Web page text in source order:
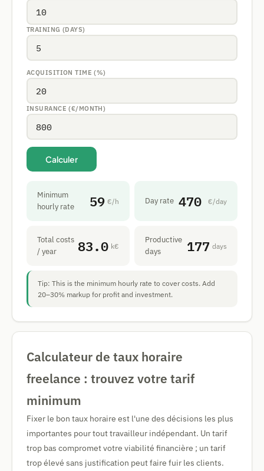
TRAINING (DAYS)
ACQUISITION TIME (%)
INSURANCE (€/MONTH)
Calculer
Minimum
hourly rate
59 €/h Day rate 470 €/day
Total costs
/ year
83.0 k€
Productive
days
177 days
Tip: This is the minimum hourly rate to cover costs. Add
20–30% markup for profit and investment.
Calculateur de taux horaire
freelance : trouvez votre tarif
minimum
Fixer le bon taux horaire est l'une des décisions les plus
importantes pour tout travailleur indépendant. Un tarif
trop bas compromet votre viabilité financière ; un tarif
trop élevé sans justification peut faire fuir les clients.